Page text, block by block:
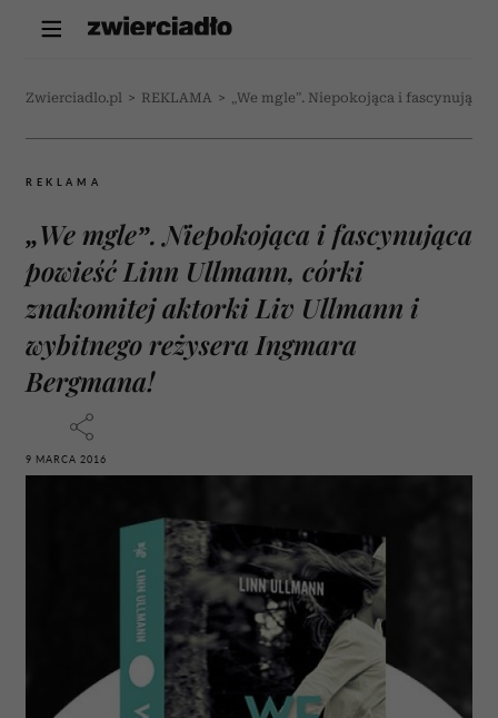
Zwierciadlo.pl > REKLAMA > „We mgle”. Niepokojąca i
REKLAMA
„We mgle”. Niepokojąca i fascynująca
powieść Linn Ullmann, córki
znakomitej aktorki Liv Ullmann i
wybitnego reżysera Ingmara
Bergmana!
9 MARCA 2016